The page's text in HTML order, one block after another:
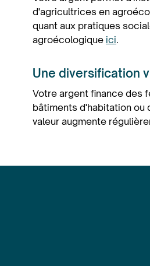
d'agricultrices en
quant aux pratiques
agroécologique ici.
Une diversification
Votre argent finance des
bâtiments d'habitation ou
valeur augmente